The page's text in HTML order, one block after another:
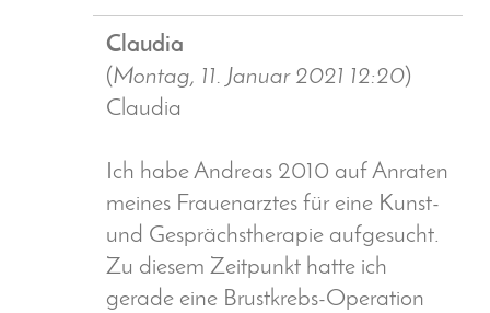
Claudia
(Montag, 11. Januar 2021 12:20)
Claudia
Ich habe Andreas 2010 auf Anraten
meines Frauenarztes für eine Kunst-
und Gesprächstherapie aufgesucht.
Zu diesem Zeitpunkt hatte ich
gerade eine Brustkrebs-Operation